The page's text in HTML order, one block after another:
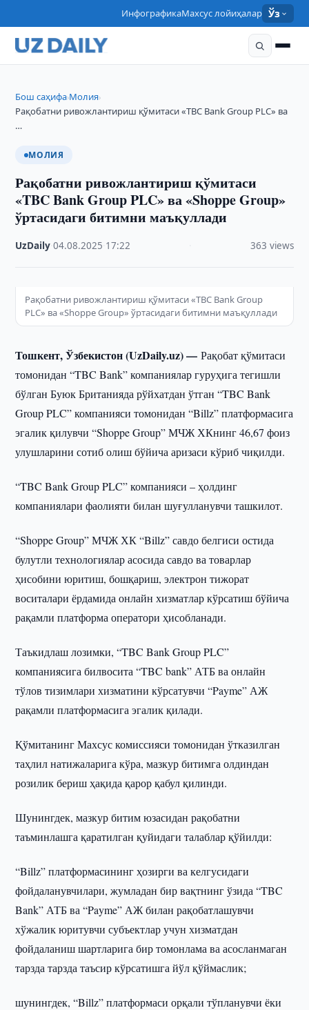
ИнфографикаМахсус лойиҳалар Ўз
Бош саҳифа›Молия›
Рақобатни ривожлантириш қўмитаси «TBC Bank Group PLC» ва
…
МОЛИЯ
Рақобатни ривожлантириш қўмитаси
«TBC Bank Group PLC» ва «Shoppe Group»
ўртасидаги битимни маъқуллади
UzDaily ·04.08.2025 17:22 363 views
Рақобатни ривожлантириш қўмитаси «TBC Bank Group
PLC» ва «Shoppe Group» ўртасидаги битимни маъқуллади
Тошкент, Ўзбекистон (UzDaily.uz) —Рақобат қўмитаси
томонидан “TBC Bank” компаниялар гуруҳига тегишли
бўлган Буюк Британияда рўйхатдан ўтган “TBC Bank
Group PLC” компанияси томонидан “Billz” платформасига
эгалик қилувчи “Shoppe Group” МЧЖ ХКнинг 46,67 фоиз
улушларини сотиб олиш бўйича аризаси кўриб чиқилди.
“TBC Bank Group PLC” компанияси – ҳолдинг
компаниялари фаолияти билан шуғулланувчи ташкилот.
“Shoppe Group” МЧЖ ХК “Billz” савдо белгиси остида
булутли технологиялар асосида савдо ва товарлар
ҳисобини юритиш, бошқариш, электрон тижорат
воситалари ёрдамида онлайн хизматлар кўрсатиш бўйича
рақамли платформа оператори ҳисобланади.
Таъкидлаш лозимки, “TBC Bank Group PLC”
компаниясига билвосита “TBC bank” АТБ ва онлайн
тўлов тизимлари хизматини кўрсатувчи “Payme” АЖ
рақамли платформасига эгалик қилади.
Қўмитанинг Махсус комиссияси томонидан ўтказилган
таҳлил натижаларига кўра, мазкур битимга олдиндан
розилик бериш ҳақида қарор қабул қилинди.
Шунингдек, мазкур битим юзасидан рақобатни
таъминлашга қаратилган қуйидаги талаблар қўйилди:
“Billz” платформасининг ҳозирги ва келгусидаги
фойдаланувчилари, жумладан бир вақтнинг ўзида “TBC
Bank” АТБ ва “Payme” АЖ билан рақобатлашувчи
хўжалик юритувчи субъектлар учун хизматдан
фойдаланиш шартларига бир томонлама ва асосланмаган
тарзда тарзда таъсир кўрсатишга йўл қўймаслик;
шунингдек, “Billz” платформаси орқали тўпланувчи ёки